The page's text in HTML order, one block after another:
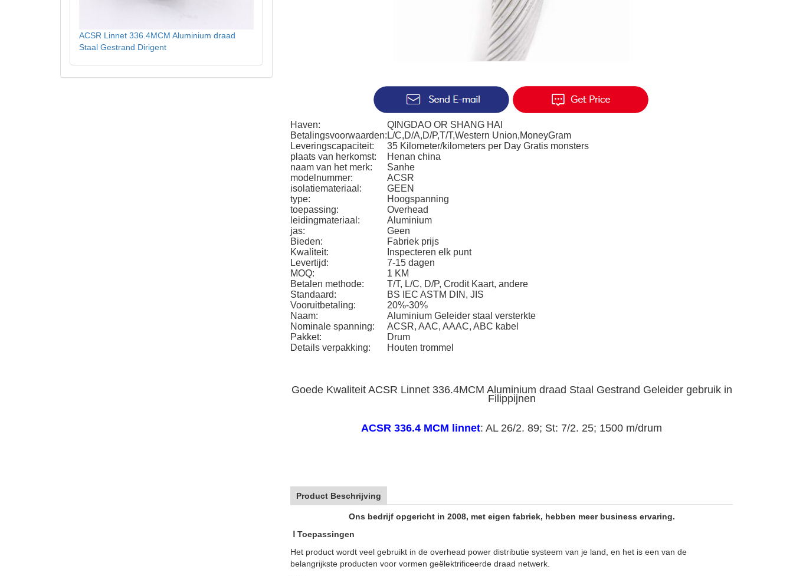
Haven:
QINGDAO OR SHANG HAI
Betalingsvoorwaarden: L/C,D/A,D/P,T/T,Western Union,MoneyGram
Leveringscapaciteit:
35 Kilometer/kilometers per Day Gratis monsters
plaats van herkomst:
Henan china
naam van het merk:
Sanhe
modelnummer:
ACSR
isolatiemateriaal:
GEEN
type:
Hoogspanning
toepassing:
Overhead
leidingmateriaal:
Aluminium
jas:
Geen
Bieden:
Fabriek prijs
Kwaliteit:
Inspecteren elk punt
Levertijd:
7-15 dagen
MOQ:
1 KM
Betalen methode:
T/T, L/C, D/P, Crodit Kaart, andere
Standaard:
BS IEC ASTM DIN, JIS
Vooruitbetaling:
20%-30%
Naam:
Aluminium Geleider staal versterkte
Nominale spanning:
ACSR, AAC, AAAC, ABC kabel
Pakket:
Drum
Details verpakking:
Houten trommel
Goede Kwaliteit ACSR Linnet 336.4MCM Aluminium draad Staal Gestrand Geleider gebruik in
Filippijnen
ACSR 336.4 MCM linnet: AL 26/2. 89; St: 7/2. 25; 1500 m/drum
Product Beschrijving
Ons bedrijf opgericht in 2008, met eigen fabriek, hebben meer business ervaring.
Ⅰ Toepassingen
Het product wordt veel gebruikt in de overhead power distributie systeem van je land, en het is een van de
belangrijkste producten voor vormen geëlektrificeerde draad netwerk.
ACSR Linnet 336.4MCM Aluminium draad
Staal Gestrand Dirigent